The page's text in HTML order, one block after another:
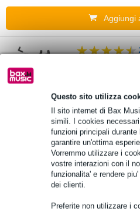
Questo sito utilizza
Il sito internet di Bax
simili. I cookies
funzioni principali
garantire un'ottima
Vorremmo utilizzare i
vostre interazioni con il
funzionalita' e rendere
dei clienti.
Preferite non utilizzare i
Aggiungi
Prezzo consigliato
In stock
Aggiungi